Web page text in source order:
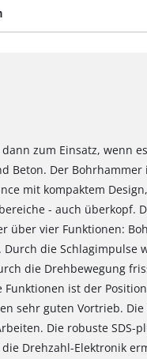
zum Einsatz, wenn
Beton. Der Bohrhammer
mit kompaktem
- auch überkopf.
über vier Funktionen:
die Schlagimpulse
die Drehbewegung
ist der
sehr guten Vortrieb.
Die robuste SDS-
Drehzahl-Elektronik